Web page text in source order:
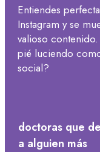
Entiendes
Instagram y se
valioso
pié luciendo
social?
doctoras que
a alguien más